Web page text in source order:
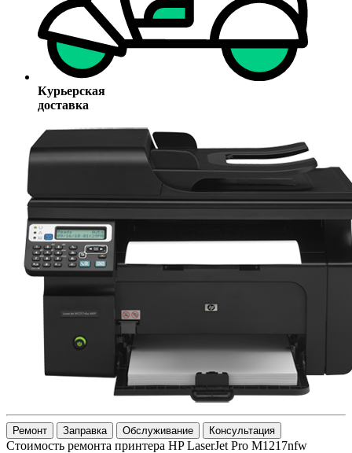
Курьерская
доставка
Ремонт Заправка Обслуживание Консультация
Стоимость ремонта принтера HP LaserJet Pro M1217nfw